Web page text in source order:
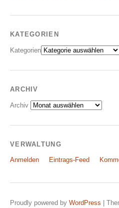
KATEGORIEN
Kategorien
ARCHIV
Archiv
VERWALTUNG
Anmelden Eintrags-Feed
Proudly powered by WordPress